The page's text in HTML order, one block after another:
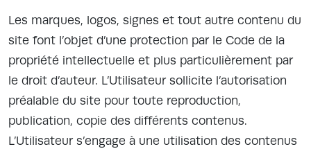
Les marques, logos, signes et tout autre contenu du
site font l’objet d’une protection par le Code de la
propriété intellectuelle et plus particulièrement par
le droit d’auteur. L’Utilisateur sollicite l’autorisation
préalable du site pour toute reproduction,
publication, copie des différents contenus.
L’Utilisateur s’engage à une utilisation des contenus